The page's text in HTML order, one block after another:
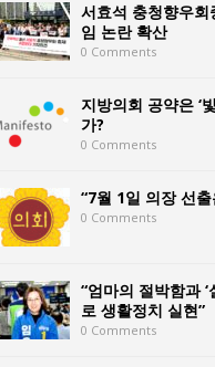
서효석 충청향우회
임 논란 확산
0 Comments
지방의회 공약은 ‘
가?
0 Comments
“7월 1일 의장 선출
0 Comments
“엄마의 절박함과 ‘
로 생활정치 실현”
0 Comments